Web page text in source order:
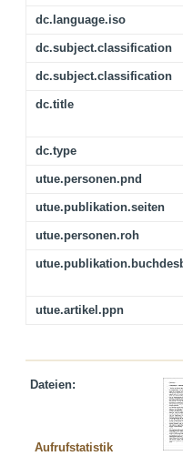
dc.language.iso
dc.subject.classification
dc.subject.classification
dc.title
dc.type
utue.personen.pnd
utue.publikation.seiten
utue.personen.roh
utue.artikel.ppn
Dateien:
Aufrufstatistik